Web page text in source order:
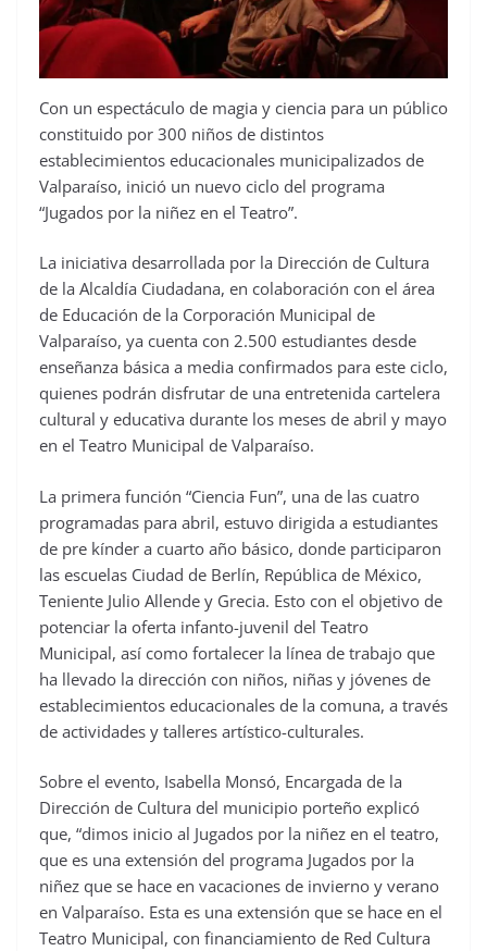
Con un espectáculo de magia y ciencia para un público
constituido por 300 niños de distintos
establecimientos educacionales municipalizados de
Valparaíso, inició un nuevo ciclo del programa
“Jugados por la niñez en el Teatro”.
La iniciativa desarrollada por la Dirección de Cultura
de la Alcaldía Ciudadana, en colaboración con el área
de Educación de la Corporación Municipal de
Valparaíso, ya cuenta con 2.500 estudiantes desde
enseñanza básica a media confirmados para este ciclo,
quienes podrán disfrutar de una entretenida cartelera
cultural y educativa durante los meses de abril y mayo
en el Teatro Municipal de Valparaíso.
La primera función “Ciencia Fun”, una de las cuatro
programadas para abril, estuvo dirigida a estudiantes
de pre kínder a cuarto año básico, donde participaron
las escuelas Ciudad de Berlín, República de México,
Teniente Julio Allende y Grecia. Esto con el objetivo de
potenciar la oferta infanto-juvenil del Teatro
Municipal, así como fortalecer la línea de trabajo que
ha llevado la dirección con niños, niñas y jóvenes de
establecimientos educacionales de la comuna, a través
de actividades y talleres artístico-culturales.
Sobre el evento, Isabella Monsó, Encargada de la
Dirección de Cultura del municipio porteño explicó
que, “dimos inicio al Jugados por la niñez en el teatro,
que es una extensión del programa Jugados por la
niñez que se hace en vacaciones de invierno y verano
en Valparaíso. Esta es una extensión que se hace en el
Teatro Municipal, con financiamiento de Red Cultura